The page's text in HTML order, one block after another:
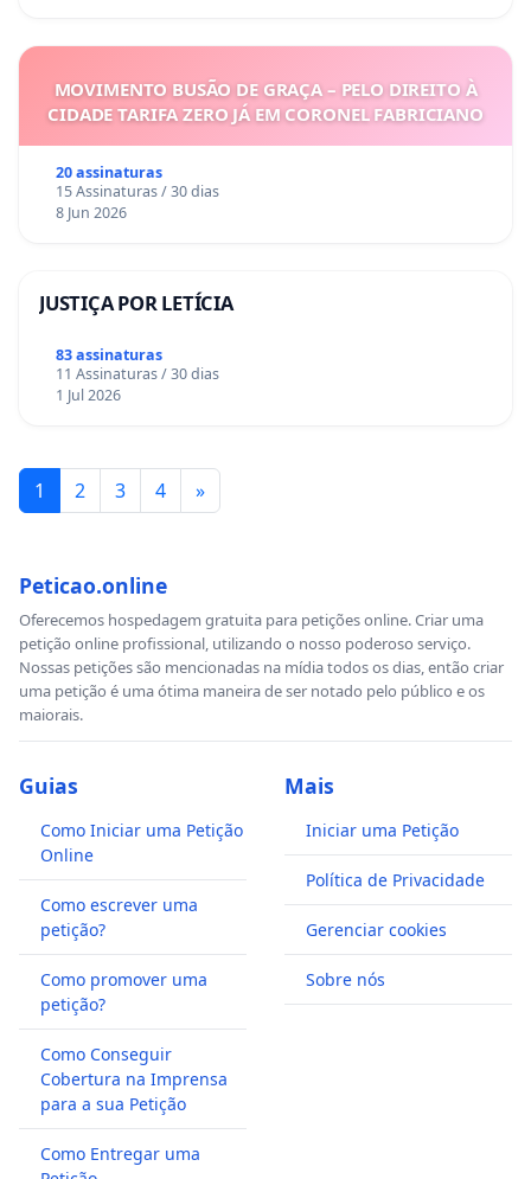
MOVIMENTO BUSÃO DE GRAÇA – PELO DIREITO À
CIDADE TARIFA ZERO JÁ EM CORONEL FABRICIANO
20 assinaturas
15 Assinaturas / 30 dias
8 Jun 2026
JUSTIÇA POR LETÍCIA
83 assinaturas
11 Assinaturas / 30 dias
1 Jul 2026
1 2 3 4 »
Peticao.online
Oferecemos hospedagem gratuita para petições online. Criar uma
petição online profissional, utilizando o nosso poderoso serviço.
Nossas petições são mencionadas na mídia todos os dias, então criar
uma petição é uma ótima maneira de ser notado pelo público e os
maiorais.
Guias
Como Iniciar uma Petição
Online
Como escrever uma
petição?
Como promover uma
petição?
Como Conseguir
Cobertura na Imprensa
para a sua Petição
Como Entregar uma
Mais
Iniciar uma Petição
Política de Privacidade
Gerenciar cookies
Sobre nós